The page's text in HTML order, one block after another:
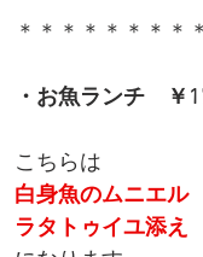
＊＊＊＊＊＊＊＊
・お魚ランチ　￥
こちらは
白身魚のムニエル
ラタトゥイユ添え